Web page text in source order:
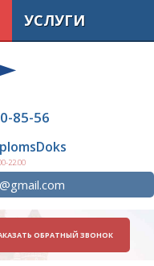
85-56
22.00
ОБРАТНЫЙ ЗВОНОК
УСЛУГИ